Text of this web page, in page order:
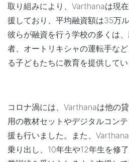
取り組みにより、Varthanaは現
援しており、平均融資額は35万
彼らが融資を行う学校の多くは
者、オートリキシャの運転手な
る子どもたちに教育を提供してい
コロナ渦には、Varthanaは他の
用の教材セットやデジタルコン
援も行いました。また、
乗り出し、10年生や12年生を修